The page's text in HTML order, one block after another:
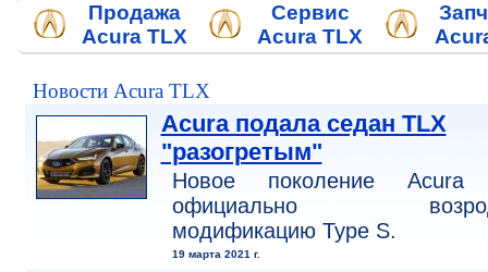
Продажа
Acura TLX
Сервис
Acura TLX
Новости Acura TLX
Acura подала седан TLX
"разогретым"
Новое поколение Acura
официально
модификацию Type S.
19 марта 2021 г.